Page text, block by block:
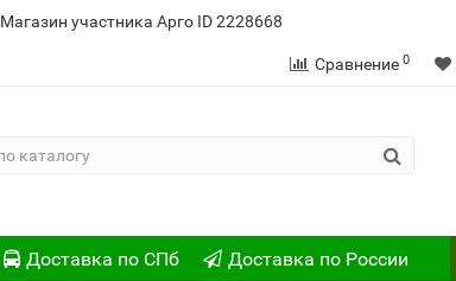
Магазин участника Арго ID 2228668
Сравнение 0
Доставка по СПб Доставка по России